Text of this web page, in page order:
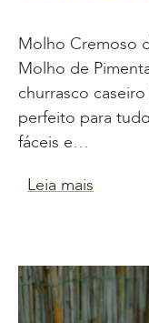
Molho Cremoso
Molho de
churrasco
perfeito para
fáceis e…
Leia mais